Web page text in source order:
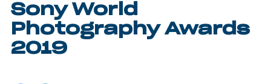
Sony World
Photography Awards
2019